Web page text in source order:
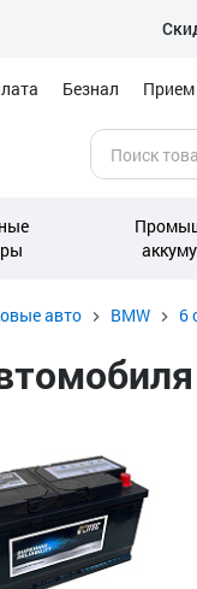
Безнал Прием
авто BMW 6